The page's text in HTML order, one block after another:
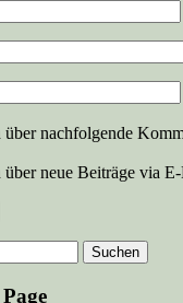
nachfolgende
neue Beiträge via